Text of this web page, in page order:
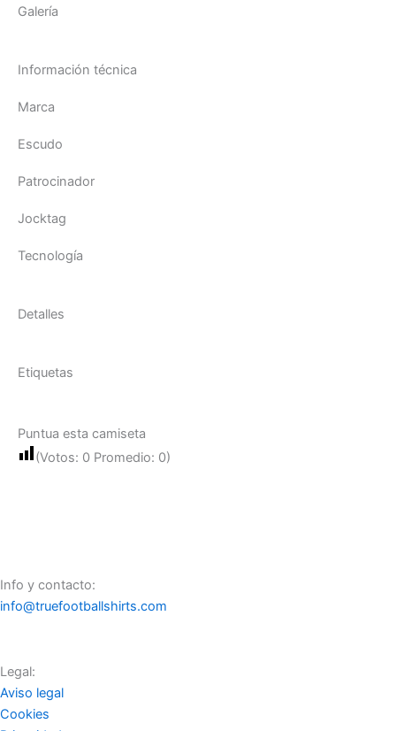
Galería
Información técnica
Marca
Escudo
Patrocinador
Jocktag
Tecnología
Detalles
Etiquetas
Puntua esta camiseta
(Votos: 0 Promedio: 0)
Info y contacto:
info@truefootballshirts.com
Legal:
Aviso legal
Cookies